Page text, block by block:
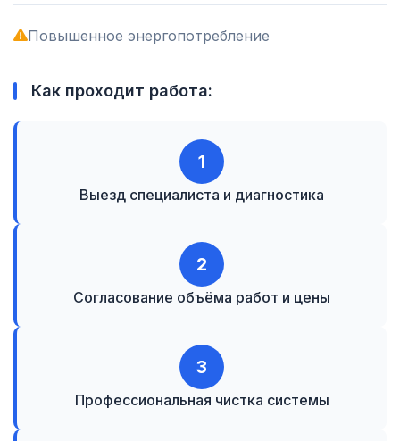
Повышенное энергопотребление
Как проходит работа:
1
Выезд специалиста и диагностика
2
Согласование объёма работ и цены
3
Профессиональная чистка системы